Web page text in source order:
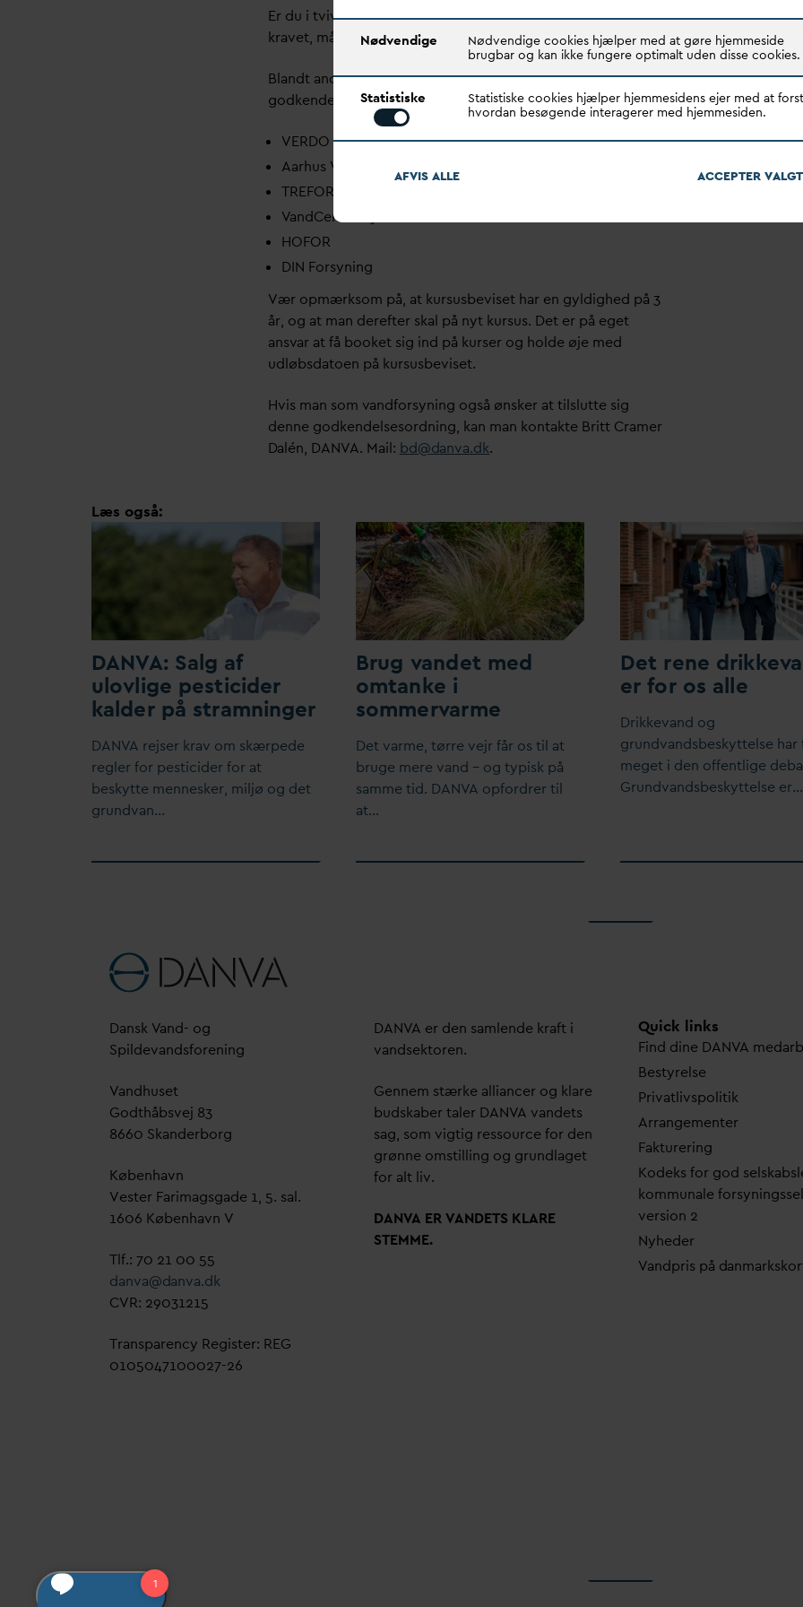
Er du i tvivl om den forsyning, du skal arbejde for, stiller
kravet, må du kontakte forsyningen direkte.
Blandt andet har disse forsyninger tilsluttet sig
godkendelsesordningen for dette kursus:
VERDO
Aarhus V
TREFOR
VandCenter Syd
HOFOR
DIN Forsyning
Vær opmærksom på, at kursusbeviset har en gyldighed på 3
år, og at man derefter skal på nyt kursus. Det er på eget
ansvar at få booket sig ind på kurser og holde øje med
udløbsdatoen på kursusbeviset.
Hvis man som vandforsyning også ønsker at tilslutte sig
denne godkendelsesordning, kan man kontakte Britt Cramer
Dalén, DANVA. Mail: bd@danva.dk.
Læs også:
DANVA: Salg af
ulovlige pesticider
kalder på stramninger
DANVA rejser krav om skærpede
regler for pesticider for at
beskytte mennesker, miljø og det
grundvan…
Brug vandet med
omtanke i
sommervarme
Det varme, tørre vejr får os til at
bruge mere vand – og typisk på
samme tid. DANVA opfordrer til
at…
Det rene drikkev
er for os alle
Drikkevand og
grundvandsbeskyttelse
meget i den offentlige
Grundvandsbeskyttelse er…
Dansk Vand- og
Spildevandsforening
Vandhuset
Godthåbsvej 83
8660 Skanderborg
København
Vester Farimagsgade 1, 5. sal.
1606 København V
Tlf.: 70 21 00 55
danva@danva.dk
CVR: 29031215
Transparency Register: REG
0105047100027-26
DANVA er den samlende kraft i
vandsektoren.
Gennem stærke alliancer og klare
budskaber taler DANVA vandets
sag, som vigtig ressource for den
grønne omstilling og grundlaget
for alt liv.
DANVA ERVANDETS KLARE
STEMME.
Quick links
Find dine DANVA med
Bestyrelse
Privatlivspolitik
Arrangementer
Fakturering
Kodeks for god
kommunale
version 2
Nyheder
Vandpris på d
Nødvendige
Nødvendige cookies hjælper med at gøre hjemmeside
brugbar og kan ikke fungere optimalt uden disse cookies.
Statistiske
Statistiske cookies hjælper hjemmesidens ejer med at
hvordan besøgende interagerer med hjemmesiden.
AFVIS ALLE ACCEPTERV